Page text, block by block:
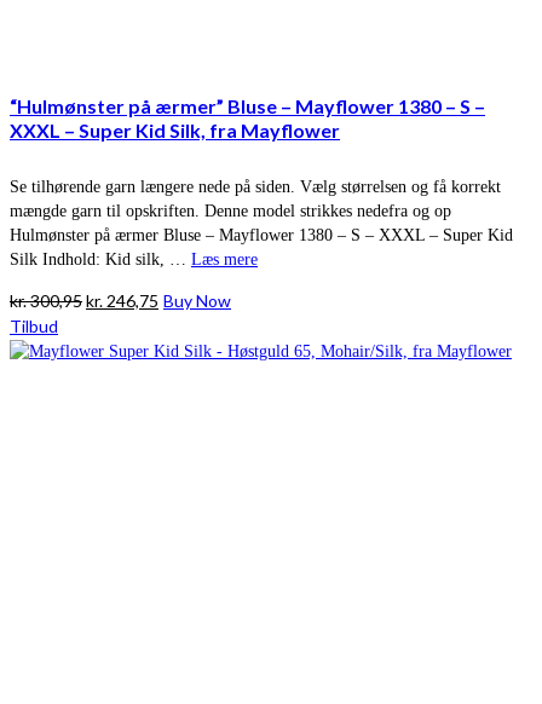
“Hulmønster på ærmer” Bluse – Mayflower 1380 – S –
XXXL – Super Kid Silk, fra Mayflower
Se tilhørende garn længere nede på siden. Vælg størrelsen og få korrekt
mængde garn til opskriften. Denne model strikkes nedefra og op
Hulmønster på ærmer Bluse – Mayflower 1380 – S – XXXL – Super Kid
Silk Indhold: Kid silk, … Læs mere
kr.300,95Den
pris
kr. 246,75 Den
pris
Buy Now
Tilbud